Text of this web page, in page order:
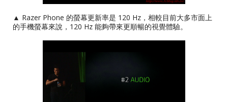
▲ Razer Phone 的螢幕更新率是 120 Hz，相較目前大多市面上
的手機螢幕來說，120 Hz 能夠帶來更順暢的視覺體驗。